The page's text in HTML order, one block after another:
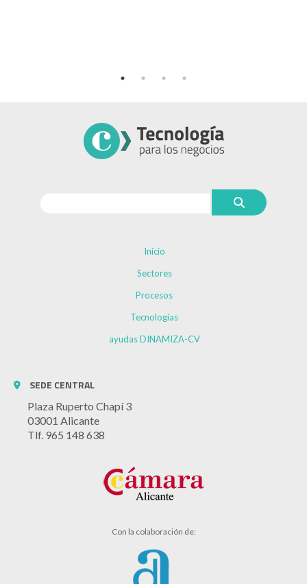
Inicio
Sectores
Procesos
Tecnologías
ayudas DINAMIZA-CV
SEDE CENTRAL
Plaza Ruperto Chapí 3
03001 Alicante
Tlf. 965 148 638
Con la colaboración de: